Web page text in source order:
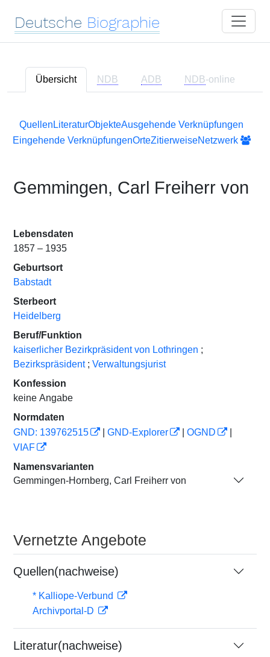
Deutsche Biographie
Übersicht NDB ADB NDB-online
Quellen LiteraturObjekteAusgehende Verknüpfungen
Eingehende VerknüpfungenOrteZitierweiseNetzwerk
Gemmingen, Carl Freiherr von
Lebensdaten
1857 – 1935
Geburtsort
Babstadt
Sterbeort
Heidelberg
Beruf/Funktion
kaiserlicher Bezirkpräsident von Lothringen ;
Bezirkspräsident ; Verwaltungsjurist
Konfession
keine Angabe
Normdaten
GND: 139762515
GND-Explorer OGND
VIAF
Namensvarianten
Gemmingen-Hornberg, Carl Freiherr von
Vernetzte Angebote
Quellen(nachweise)
* Kalliope-Verbund
Archivportal-D
Literatur(nachweise)